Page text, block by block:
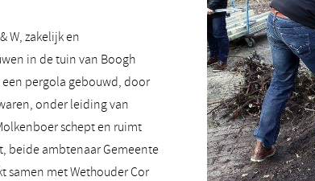
W, zakelijk en
in de tuin van Boogh
pergola gebouwd, door
onder leiding van
schept en ruimt
beide ambtenaar Gemeente
samen met Wethouder Cor